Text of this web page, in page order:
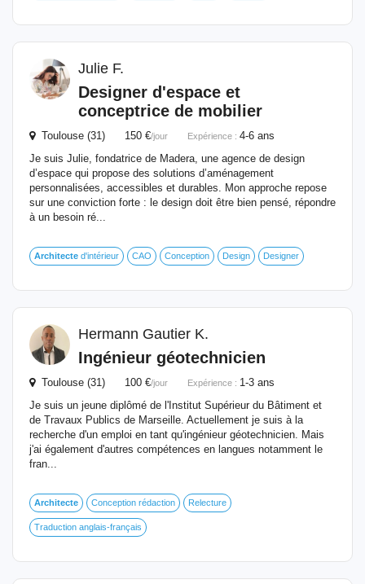
Julie F.
Designer d'espace et
conceptrice de mobilier
Toulouse (31) 150 €/jour Expérience : 4-6 ans
Je suis Julie, fondatrice de Madera, une agence de design
d’espace qui propose des solutions d’aménagement
personnalisées, accessibles et durables. Mon approche repose
sur une conviction forte : le design doit être bien pensé, répondre
à un besoin ré...
Architecte d'intérieur CAO Conception Design Designer
Hermann Gautier K.
Ingénieur géotechnicien
Toulouse (31) 100 €/jour Expérience : 1-3 ans
Je suis un jeune diplômé de l'Institut Supérieur du Bâtiment et
de Travaux Publics de Marseille. Actuellement je suis à la
recherche d'un emploi en tant qu'ingénieur géotechnicien. Mais
j'ai également d'autres compétences en langues notamment le
fran...
Architecte Conception rédaction Relecture
Traduction anglais-français